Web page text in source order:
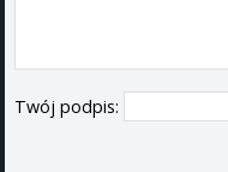
Twój podpis: